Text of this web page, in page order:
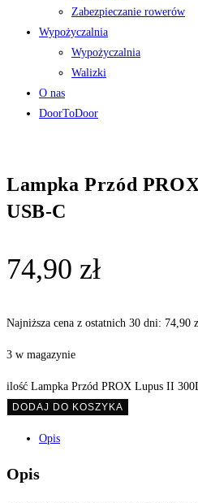
Zabezpieczanie rowerów
Wypożyczalnia
Wypożyczalnia
Walizki
O nas
DoorToDoor
Lampka Przód
USB-C
74,90 zł
Najniższa cena z ostatnich 30 dni: 74,90
3 w magazynie
ilość Lampka Przód PROX Lupus II
DODAJ DO KOSZYKA
Opis
Opis